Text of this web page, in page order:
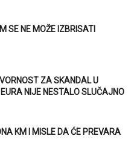
SE NE MOŽE IZBRISATI
ZA SKANDAL U
NIJE NESTALO SLUČAJNO
KM I MISLE DA ĆE PREVARA